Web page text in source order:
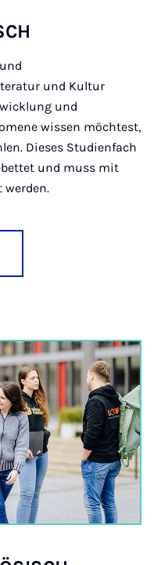
und Kultur
und
wissen möchtest,
Dieses Studienfach
und muss mit